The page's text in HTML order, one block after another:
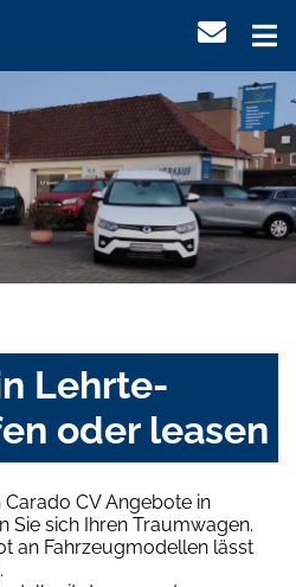
Lehrte-
oder leasen
CV Angebote in
Sie sich Ihren Traumwagen.
an Fahrzeugmodellen lässt